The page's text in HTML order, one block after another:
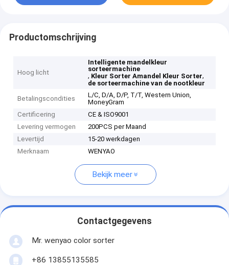
Productomschrijving
Hoog licht
Intelligente mandelkleur
sorteermachine
, Kleur Sorter Amandel Kleur Sorter,
de sorteermachine van de nootkleur
Betalingscondities
L/C, D/A, D/P, T/T, Western Union,
MoneyGram
Certificering
CE & ISO9001
Levering vermogen
200PCS per Maand
Levertijd
15-20 werkdagen
Merknaam
WENYAO
Bekijk meer
Contactgegevens
Mr. wenyao color sorter
+86 13855135585